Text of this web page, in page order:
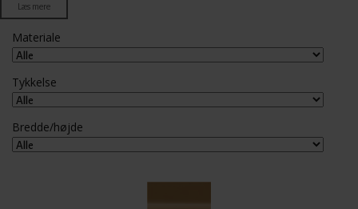
finder du et stor udvalg af forskellige profiler og træ sorter, herunder fyr,
som er konkurrencedygtig på markedet for bygge materialer.
Læs mere
Materiale
Tykkelse
Bredde/højde